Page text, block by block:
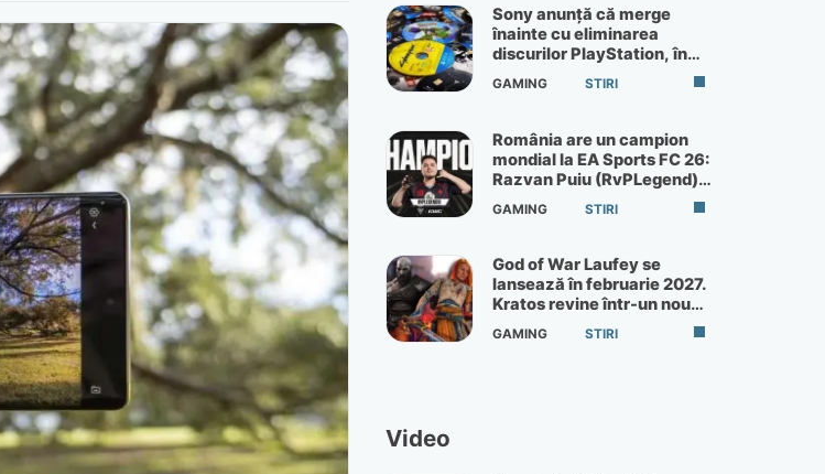
Sony anunță că merge
înainte cu eliminarea
discurilor PlayStation, în
ciuda protestelor
GAMING STIRI
România are un campion
mondial la EA Sports FC 26:
Razvan Puiu (RvPLegend)
câștigă turneul de la Paris
GAMING STIRI
God of War Laufey se
lansează în februarie 2027.
Kratos revine într-un nou
God of War
GAMING STIRI
Video